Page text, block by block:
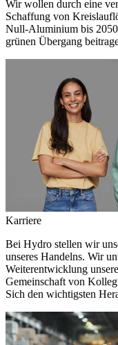
Wir wollen durch eine
Schaffung von
Null-Aluminium bis 2050
grünen Übergang
Karriere
Bei Hydro stellen wir
unseres Handelns. Wir
Weiterentwicklung
Gemeinschaft von
Sich den wichtigsten